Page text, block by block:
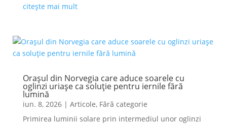
citește mai mult
Orașul din Norvegia care aduce soarele cu
oglinzi uriașe ca soluție pentru iernile fără
lumină
iun. 8, 2026| Articole, Fără categorie
Primirea luminii solare prin intermediul unor oglinzi